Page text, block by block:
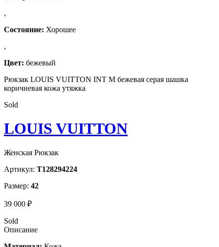
,
Состояние: Хорошее
,
Цвет: бежевый
Рюкзак LOUIS VUITTON INT М бежевая серая шашка
коричневая кожа утяжка
Sold
LOUIS VUITTON
Женская Рюкзак
Артикул: T128294224
Размер: 42
39 000 ₽
Sold
Описание